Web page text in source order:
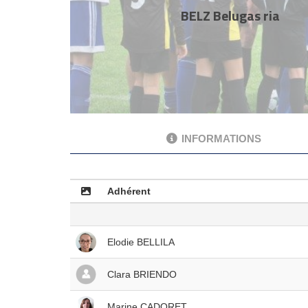
BELZ Belugas ria
INFORMATIONS
Adhérent
Elodie BELLILA
Clara BRIENDO